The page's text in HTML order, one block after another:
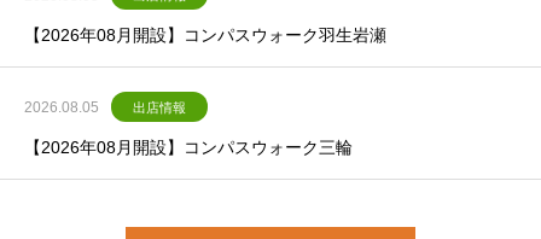
【2026年08月開設】コンパスウォーク羽生岩瀬
2026.08.05 出店情報
【2026年08月開設】コンパスウォーク三輪